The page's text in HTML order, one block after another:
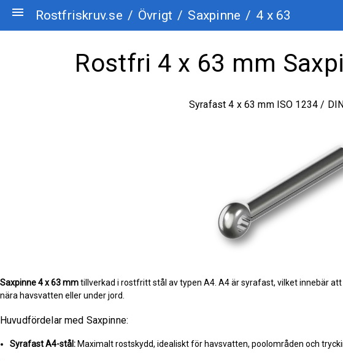
menu Rostfriskruv.se / Övrigt / Saxpinne / 4 x 63
Rostfri 4 x 63 mm
Syrafast 4 x 63 mm ISO 1234 /
Saxpinne4 x 63 mmtillverkad i rostfritt stål av typen A4. A4 är syrafast, vilket innebär
nära havsvatten eller under jord.
Huvudfördelar med Saxpinne:
Syrafast A4-stål: Maximalt rostskydd, idealiskt för havsvatten, poolområden och